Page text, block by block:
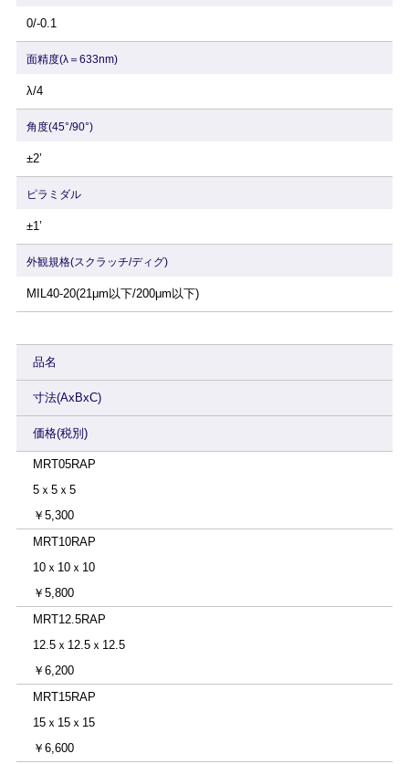
0/-0.1
面精度(λ＝633nm)
λ/4
角度(45°/90°)
±2’
ピラミダル
±1’
外観規格(スクラッチ/ディグ)
MIL40-20(21μm以下/200μm以下)
品名
寸法(AxBxC)
価格(税別)
MRT05RAP
5ｘ5ｘ5
￥5,300
MRT10RAP
10ｘ10ｘ10
￥5,800
MRT12.5RAP
12.5ｘ12.5ｘ12.5
￥6,200
MRT15RAP
15ｘ15ｘ15
￥6,600